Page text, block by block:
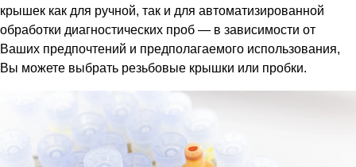
крышек как для ручной, так и для автоматизированной
обработки диагностических проб — в зависимости от
Ваших предпочтений и предполагаемого использования,
Вы можете выбрать резьбовые крышки или пробки.